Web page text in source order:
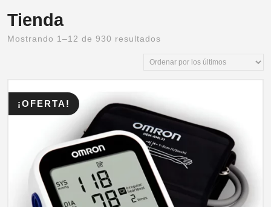
Tienda
Mostrando 1–12 de 930 resultados
¡OFERTA!